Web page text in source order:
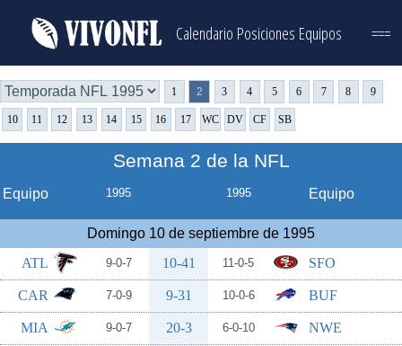
Calendario Posiciones Equipos ===
1 2 3 4 5 6 7 8 9
10 11 12 13 14 15 16 17 WC DV CF SB
Semana 2 de la NFL
Equipo 1995 1995 Equipo
Domingo 10 de septiembre de 1995
ATL
9-0-7 10-41 11-0-5 SFO
CAR 7-0-9 9-31 10-0-6 BUF
MIA 9-0-7 20-3 6-0-10 NWE